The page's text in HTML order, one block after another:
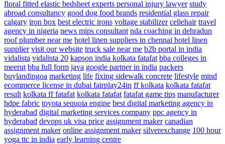
floral fitted elastic bedsheet experts personal injury lawyer study
abroad consultancy good dog food brands residential glass repair
calgary iron box best electric irons voltage stabilizer celiehair travel
agency in nigeria news mips consultant nda coaching in dehradun
roof plumber near me hotel linen suppliers in chennai hotel linen
supplier visit our website truck sale near me b2b portal in india
vidalista vidalista 20 kapson india kolkata fatafat bba colleges in
meerut bba full form java google partner in india packers
buylandingoa marketing life fixing sidewalk concrete lifestyle mind
ecommerce license in dubai fairplay24in ff kolkata kolkata fatafat
result kolkata ff fatafat kolkata fatafat fatafat game tips manufacturer
hdpe fabric toyota sequoia engine best digital marketing agency in
hyderabad digital marketing services company ppc agency in
hyderabad devops uk visa price assignment maker canadian
assignment maker online assignment maker silverexchange 100 hour
yoga ttc in india early learning centre